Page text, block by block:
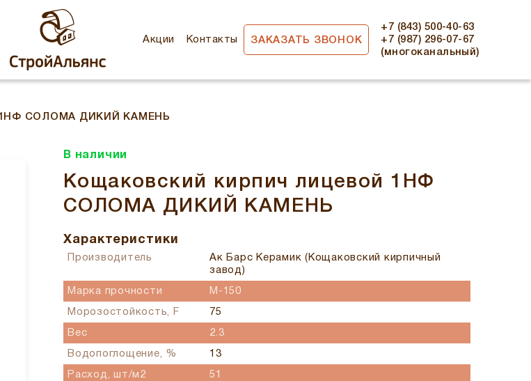
Акции Контакты ЗАКАЗАТЬ ЗВОНОК
+7 (843) 500-40-63
+7 (987) 296-07-67
(многоканальный)
1НФ СОЛОМА ДИКИЙ КАМЕНЬ
В наличии
Кощаковский кирпич лицевой 1НФ
СОЛОМА ДИКИЙ КАМЕНЬ
Характеристики
Производитель
Ак Барс Керамик (Кощаковский кирпичный
завод)
Марка прочности M-150
Морозостойкость, F 75
Вес 2.3
Водопоглощение, % 13
Расход, шт/м2 51